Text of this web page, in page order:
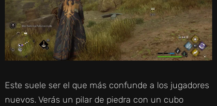
O
Este suele ser el que más confunde a los jugadores
nuevos. Verás un pilar de piedra con un cubo